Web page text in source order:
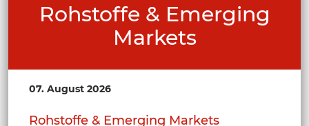
Rohstoffe & Emerging
Markets
07. August 2026
Rohstoffe & Emerging Markets